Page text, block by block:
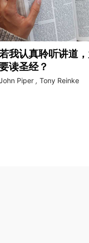
我认真聆听讲道
读圣经？
Piper , Tony Reinke